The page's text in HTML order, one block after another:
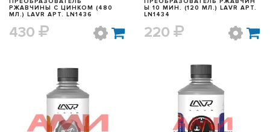
РЖАВЧИНЫ С ЦИНКОМ (480
МЛ.) LAVR АРТ. LN1436
430
Ы 10 МИН. (120 МЛ.) LAVR АРТ.
LN1434
220
БЫСТРЫЙ ПРОСМОТР БЫСТРЫЙ ПРОСМОТР